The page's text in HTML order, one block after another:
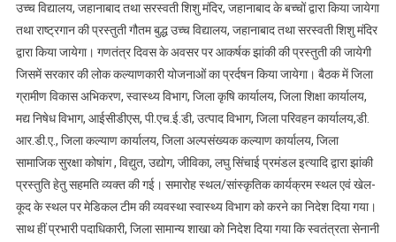
उच्च विद्यालय, जहानाबाद तथा सरस्वती शिशु मंदिर, जहानाबाद के बच्चों द्वारा किया जायेगा
तथा राष्ट्रगान की प्रस्तुती गौतम बुद्ध उच्च विद्यालय, जहानाबाद तथा सरस्वती शिशु मंदिर
द्वारा किया जायेगा। गणतंत्र दिवस के अवसर पर आकर्षक झांकी की प्रस्तुती की जायेगी
जिसमें सरकार की लोक कल्याणकारी योजनाओं का प्रर्दषन किया जायेगा। बैठक में जिला
ग्रामीण विकास अभिकरण, स्वास्थ्य विभाग, जिला कृषि कार्यालय, जिला शिक्षा कार्यालय,
मद्य निषेध विभाग, आईसीडीएस, पी.एच.ई.डी, उत्पाद विभाग, जिला परिवहन कार्यालय,डी.
आर.डी.ए., जिला कल्याण कार्यालय, जिला अल्पसंख्यक कल्याण कार्यालय, जिला
सामाजिक सुरक्षा कोषांग , विद्युत, उद्योग, जीविका, लघु सिंचाई प्रमंडल इत्यादि द्वारा झांकी
प्रस्तुति हेतु सहमति व्यक्त की गई। समारोह स्थल/सांस्कृतिक कार्यक्रम स्थल एवं खेल-
कूद के स्थल पर मेडिकल टीम की व्यवस्था स्वास्थ्य विभाग को करने का निदेश दिया गया।
साथ हीं प्रभारी पदाधिकारी, जिला सामान्य शाखा को निदेश दिया गया कि स्वतंत्रता सेनानी